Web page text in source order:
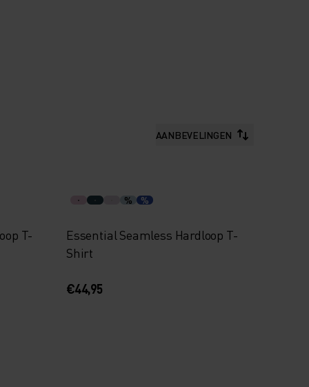
AANBEVELINGEN
T-
% %
Essential Seamless Hardloop T-
Shirt
€44,95